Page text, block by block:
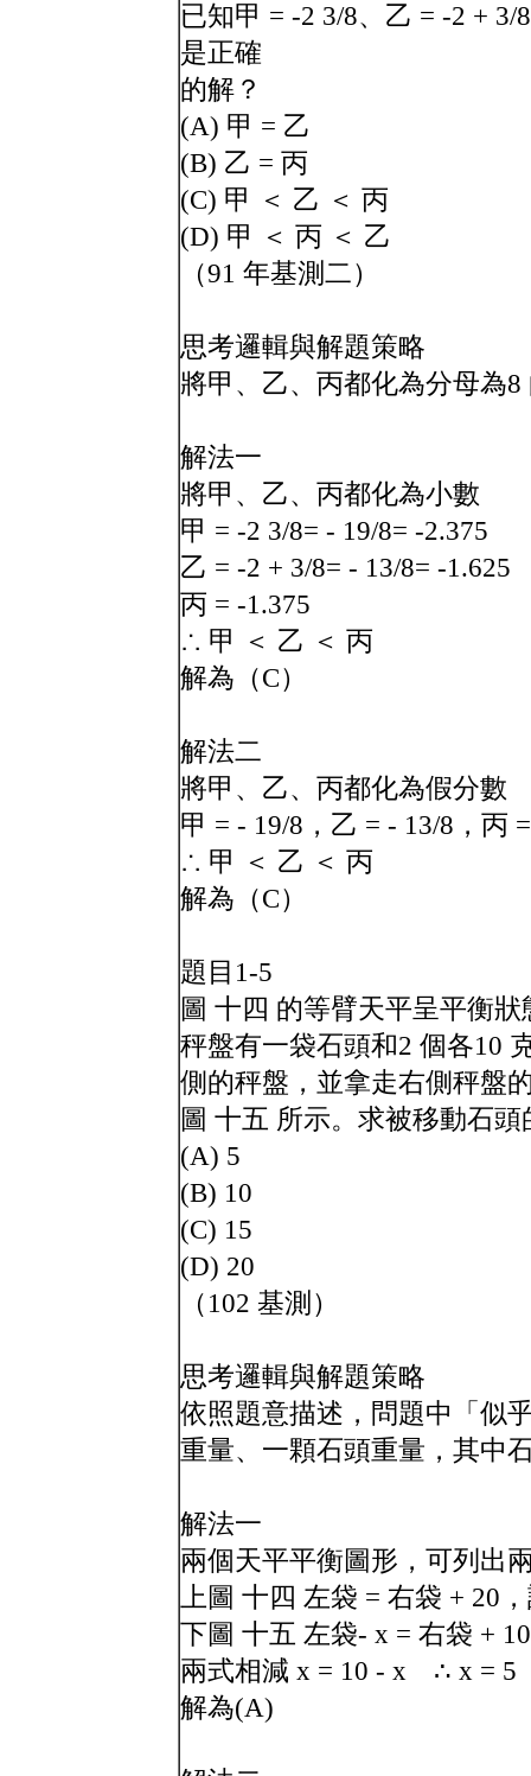
已知甲 = -2 3/8、乙 = -2 +
是正確
的解？
(A) 甲 = 乙
(B) 乙 = 丙
(C) 甲 ＜ 乙 ＜ 丙
(D) 甲 ＜ 丙 ＜ 乙
（91 年基測二）
思考邏輯與解題策略
將甲、乙、丙都化為分母為
解法一
將甲、乙、丙都化為小數
甲 = -2 3/8= - 19/8= -2.375
乙 = -2 + 3/8= - 13/8= -1.625
丙 = -1.375
∴ 甲 ＜ 乙 ＜ 丙
解為（C）
解法二
將甲、乙、丙都化為假分數
甲 = - 19/8，乙 = - 13/8，丙
∴ 甲 ＜ 乙 ＜ 丙
解為（C）
題目1-5
圖 十四 的等臂天平呈平衡
秤盤有一袋石頭和2 個各10
側的秤盤，並拿走右側秤盤
圖 十五 所示。求被移動石
(A) 5
(B) 10
(C) 15
(D) 20
（102 基測）
思考邏輯與解題策略
依照題意描述，問題中「似
重量、一顆石頭重量，其中
解法一
兩個天平平衡圖形，可列出
上圖 十四 左袋 = 右袋 + 20
下圖 十五 左袋- x = 右袋 +
兩式相減 x = 10 - x ∴ x = 5
解為(A)